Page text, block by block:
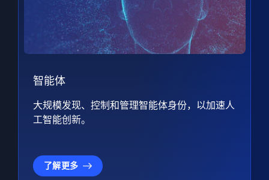
智能体
大规模发现、控制和管理智能体身份，以加速人
工智能创新。
了解更多